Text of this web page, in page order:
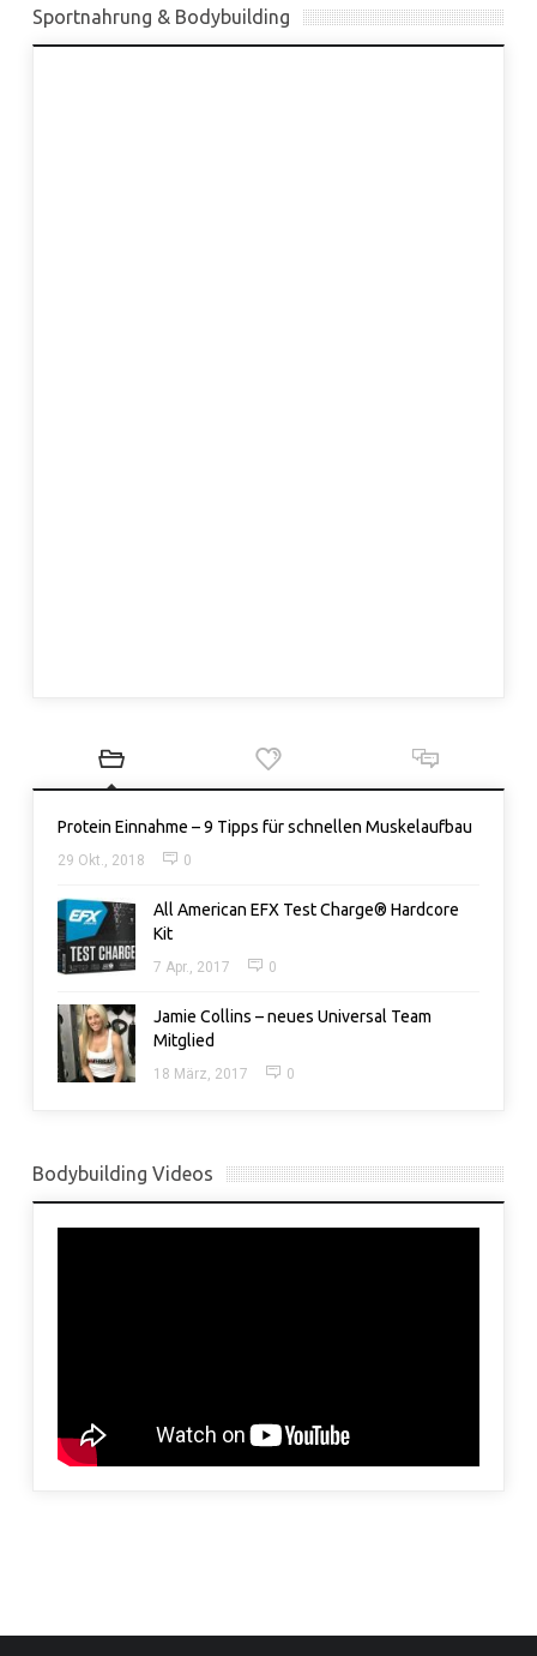
Sportnahrung & Bodybuilding
Protein Einnahme – 9 Tipps für schnellen Muskelaufbau
29 Okt., 2018 0
All American EFX Test Charge® Hardcore
Kit
7 Apr., 2017 0
Jamie Collins – neues Universal Team
Mitglied
18 März, 2017 0
Bodybuilding Videos